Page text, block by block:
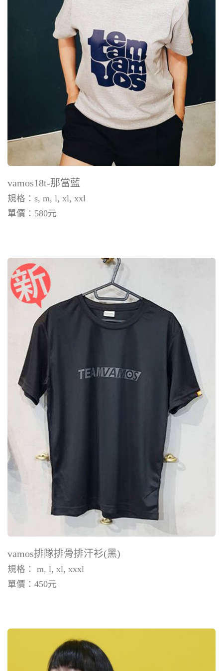
vamos18t-那當藍
規格：s, m, l, xl, xxl
單價： 580元
vamos排隊排骨排汗衫(黑)
規格： m, l, xl, xxxl
單價： 450元